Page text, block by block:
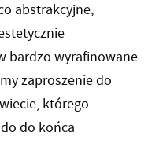
abstrakcyjne,
bardzo wyrafinowane
zaproszenie do
którego
do końca